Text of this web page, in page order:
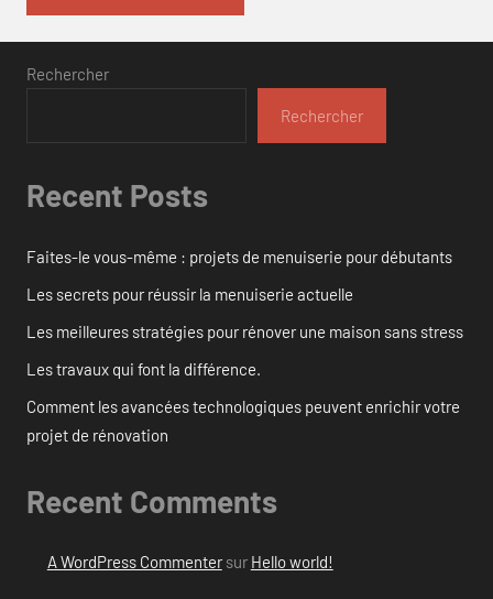
Rechercher
Rechercher
Recent Posts
Faites-le vous-même : projets de menuiserie pour débutants
Les secrets pour réussir la menuiserie actuelle
Les meilleures stratégies pour rénover une maison sans stress
Les travaux qui font la différence.
Comment les avancées technologiques peuvent enrichir votre
projet de rénovation
Recent Comments
A WordPress Commentersur Hello world!